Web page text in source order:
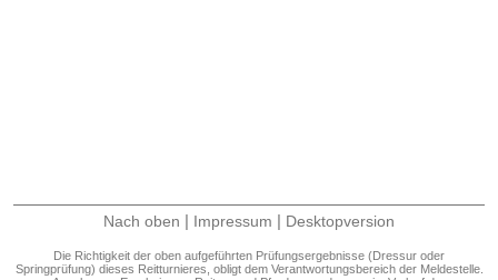
Nach oben | Impressum | Desktopversion
Die Richtigkeit der oben aufgeführten Prüfungsergebnisse (Dressur oder
Springprüfung) dieses Reitturnieres, obligt dem Verantwortungsbereich der Meldestelle.